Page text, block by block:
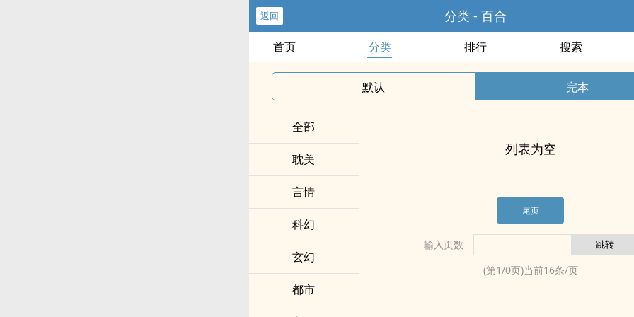
返回 分类 - 百合
首页 分类 排行 搜索
默认 完本
全部
耽美
言情
科幻
玄幻
都市
列表为空
尾页
输入页数
(第1/0页)当前16条/页